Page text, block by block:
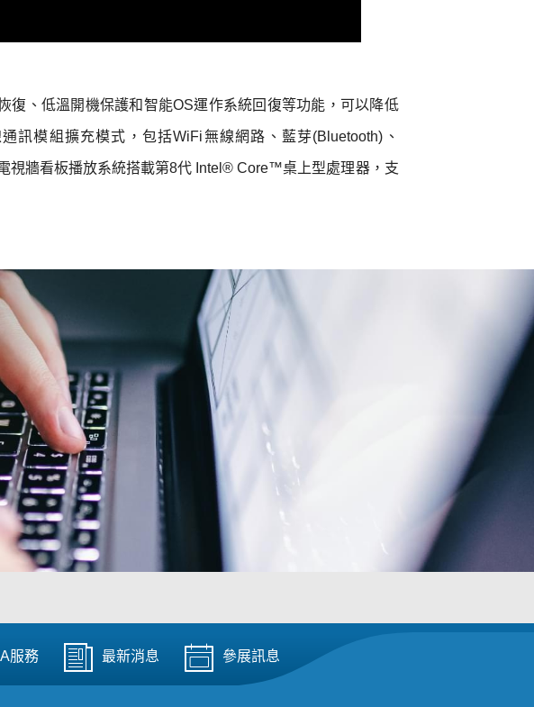
復、低溫開機保護和智能OS運作系統回復等功能，可以降低
模組擴充模式，包括WiFi無線網路、藍芽(Bluetooth)、
視牆看板播放系統搭載第8代 Intel® Core™桌上型處理器，支
服務 最新消息 參展訊息